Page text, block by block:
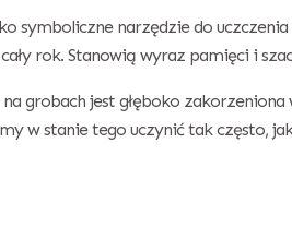
symboliczne narzędzie do
rok. Stanowią wyraz pamięci i
grobach jest głęboko
w stanie tego uczynić tak często,